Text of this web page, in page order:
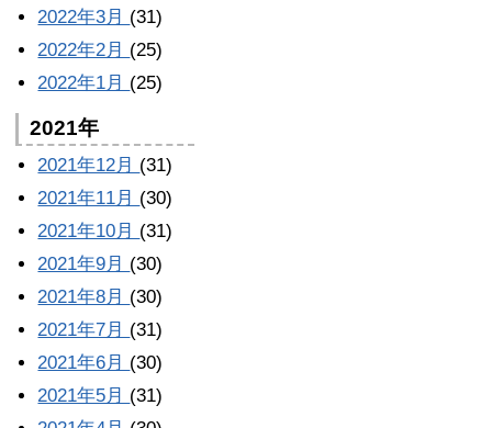
2022年3月 (31)
2022年2月 (25)
2022年1月 (25)
2021年
2021年12月 (31)
2021年11月 (30)
2021年10月 (31)
2021年9月 (30)
2021年8月 (30)
2021年7月 (31)
2021年6月 (30)
2021年5月 (31)